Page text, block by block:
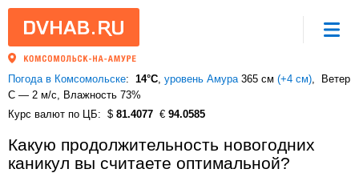
Погода в Комсомольске 14°C, уровень Амура365 см (+4 см)
Ветер
С — 2 м/с, Влажность 73%
Курс валют по ЦБ
81.4077 94.0585
Какую продолжительность новогодних
каникул вы считаете оптимальной?